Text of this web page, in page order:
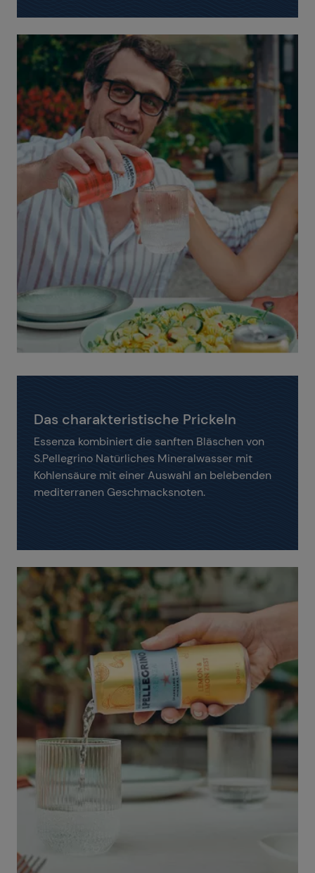
Das charakteristische Prickeln
Essenza kombiniert die sanften Bläschen von
S.Pellegrino Natürliches Mineralwasser mit
Kohlensäure mit einer Auswahl an belebenden
mediterranen Geschmacksnoten.